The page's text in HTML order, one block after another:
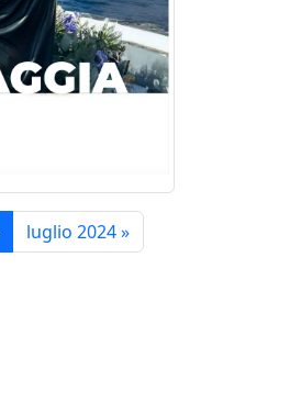
luglio 2024»